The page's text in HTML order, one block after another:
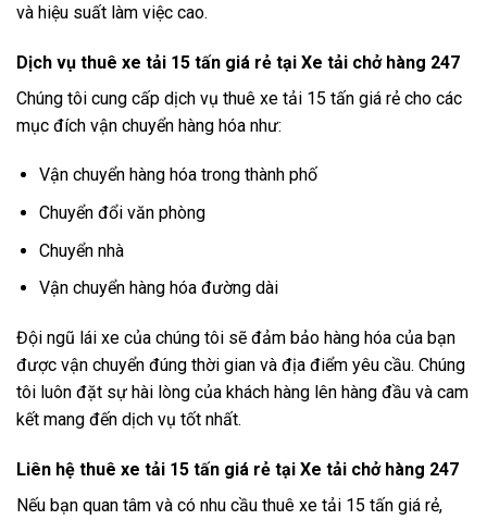
và hiệu suất làm việc cao.
Dịch vụ thuê xe tải 15 tấn giá rẻ tại Xe tải chở hàng 247
Chúng tôi cung cấp dịch vụ thuê xe tải 15 tấn giá rẻ cho các
mục đích vận chuyển hàng hóa như:
Vận chuyển hàng hóa trong thành phố
Chuyển đổi văn phòng
Chuyển nhà
Vận chuyển hàng hóa đường dài
Đội ngũ lái xe của chúng tôi sẽ đảm bảo hàng hóa của bạn
được vận chuyển đúng thời gian và địa điểm yêu cầu. Chúng
tôi luôn đặt sự hài lòng của khách hàng lên hàng đầu và cam
kết mang đến dịch vụ tốt nhất.
Liên hệ thuê xe tải 15 tấn giá rẻ tại Xe tải chở hàng 247
Nếu bạn quan tâm và có nhu cầu thuê xe tải 15 tấn giá rẻ,